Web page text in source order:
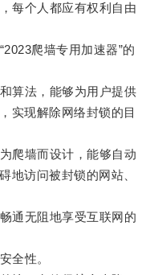
个人都应有权利自由
爬墙专用加速器”的
法，能够为用户提供
实现解除网络封锁的目
墙而设计，能够自动
地访问被封锁的网站、
无阻地享受互联网的
全性。